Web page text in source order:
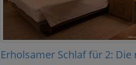
Erholsamer Schlaf für 2: Die